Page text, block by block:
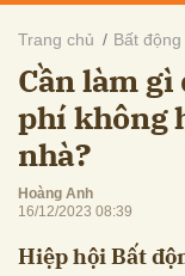
Trang chủ Bất động
Cần làm gì
phí không
nhà?
Hoàng Anh
16/12/2023 08:39
Hiệp hội Bất